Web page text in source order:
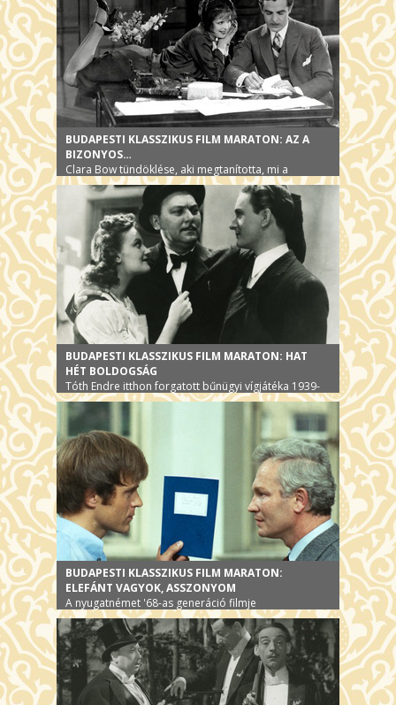
BUDAPESTI KLASSZIKUS FILM MARATON: AZ A
BIZONYOS…
Clara Bow tündöklése, aki megtanította, mi a
szexepil
BUDAPESTI KLASSZIKUS FILM MARATON: HAT
HÉT BOLDOGSÁG
Tóth Endre itthon forgatott bűnügyi vígjátéka 1939-
ből
BUDAPESTI KLASSZIKUS FILM MARATON:
ELEFÁNT VAGYOK, ASSZONYOM
A nyugatnémet '68-as generáció filmje